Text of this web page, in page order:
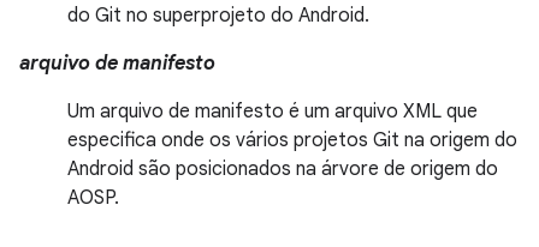
do Git no superprojeto do Android.
arquivo de manifesto
Um arquivo de manifesto é um arquivo XML que
especifica onde os vários projetos Git na origem do
Android são posicionados na árvore de origem do
AOSP.